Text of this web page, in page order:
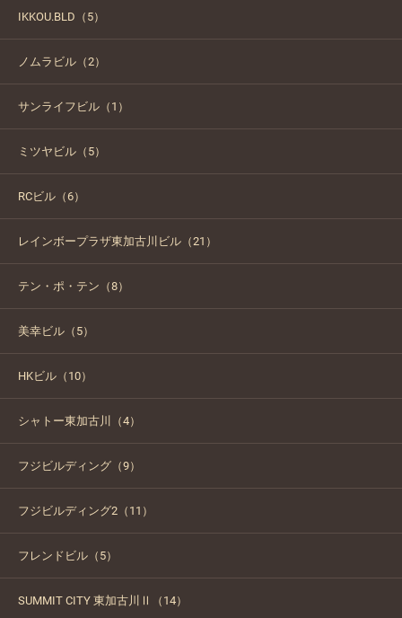
IKKOU.BLD（5）
ノムラビル（2）
サンライフビル（1）
ミツヤビル（5）
RCビル（6）
レインボープラザ東加古川ビル（21）
テン・ポ・テン（8）
美幸ビル（5）
HKビル（10）
シャトー東加古川（4）
フジビルディング（9）
フジビルディング2（11）
フレンドビル（5）
SUMMIT CITY 東加古川Ⅱ（14）